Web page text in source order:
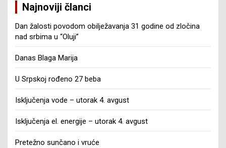
Najnoviji članci
Dan žalosti povodom obilježavanja 31 godine od zločina
nad srbima u “Oluji”
Danas Blaga Marija
U Srpskoj rođeno 27 beba
Isključenja vode – utorak 4. avgust
Isključenja el. energije – utorak 4. avgust
Pretežno sunčano i vruće